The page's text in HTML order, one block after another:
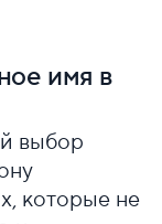
имя в
выбор
которые не